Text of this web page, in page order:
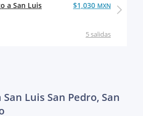
a San Luis
5 salidas
$1,030 MXN
Luis San Pedro, San